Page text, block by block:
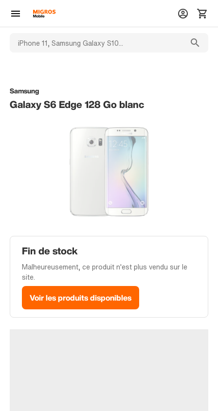
Samsung
Galaxy S6 Edge 128 Go blanc
Fin de stock
Malheureusement, ce produit n'est plus vendu sur le
site.
Voir les produits disponibles